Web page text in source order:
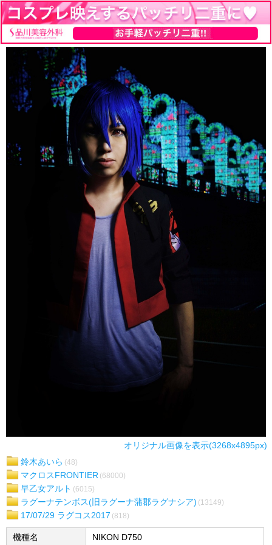
オリジナル画像を表示(3268x4895px)
鈴木あいら (48)
マクロスFRONTIER (68000)
早乙女アルト (6015)
ラグーナテンボス(旧ラグーナ蒲郡ラグナシア) (13149)
17/07/29 ラグコス2017 (818)
機種名 NIKON D750